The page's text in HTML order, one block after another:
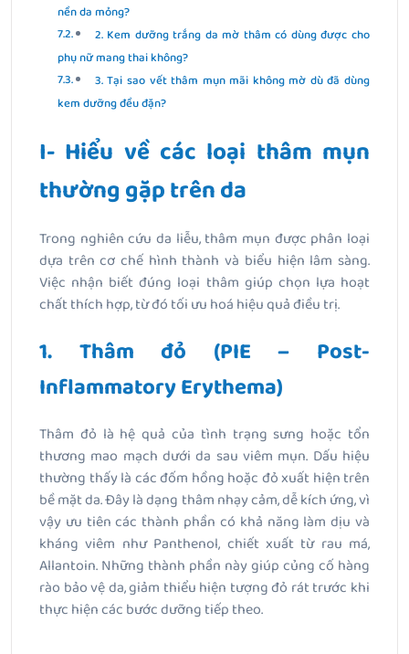
nền da mỏng?
2. Kem dưỡng trắng da mờ thâm có dùng được cho
phụ nữ mang thai không?
3. Tại sao vết thâm mụn mãi không mờ dù đã dùng
kem dưỡng đều đặn?
I- Hiểu về các loại thâm mụn
thường gặp trên da
Trong nghiên cứu da liễu, thâm mụn được phân loại
dựa trên cơ chế hình thành và biểu hiện lâm sàng.
Việc nhận biết đúng loại thâm giúp chọn lựa hoạt
chất thích hợp, từ đó tối ưu hoá hiệu quả điều trị.
1. Thâm đỏ (PIE – Post-
Inflammatory Erythema)
Thâm đỏ là hệ quả của tình trạng sưng hoặc tổn
thương mao mạch dưới da sau viêm mụn. Dấu hiệu
thường thấy là các đốm hồng hoặc đỏ xuất hiện trên
bề mặt da. Đây là dạng thâm nhạy cảm, dễ kích ứng, vì
vậy ưu tiên các thành phần có khả năng làm dịu và
kháng viêm như Panthenol, chiết xuất từ rau má,
Allantoin. Những thành phần này giúp củng cố hàng
rào bảo vệ da, giảm thiểu hiện tượng đỏ rát trước khi
thực hiện các bước dưỡng tiếp theo.